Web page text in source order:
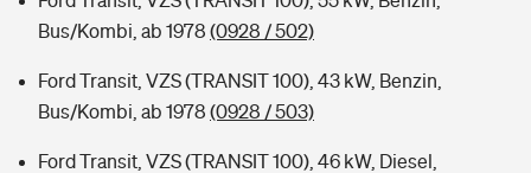
Bus/Kombi, ab 1978 (0928 / 502)
Ford Transit, VZS (TRANSIT 100), 43 kW, Benzin,
Bus/Kombi, ab 1978 (0928 / 503)
Ford Transit, VZS (TRANSIT 100), 46 kW, Diesel,